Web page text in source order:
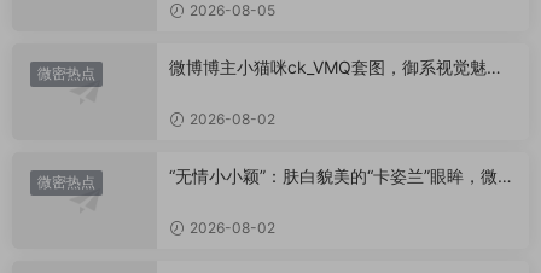
2026-08-05
微密热点
微博博主小猫咪ck_VMQ套图，御系视觉魅力
2026-08-02
微密热点
“无情小小颖”：肤白貌美的“卡姿兰”眼眸，微密
2026-08-02